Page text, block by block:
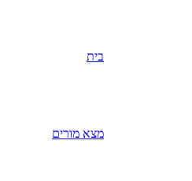
בית
מצא מורים